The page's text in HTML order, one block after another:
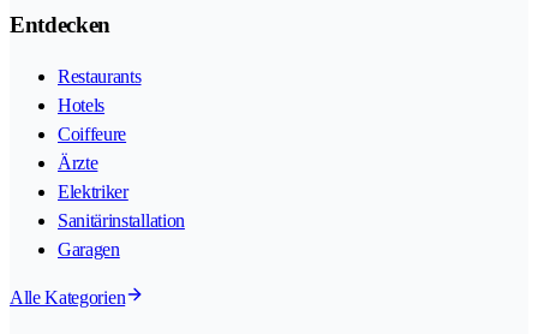
Entdecken
Restaurants
Hotels
Coiffeure
Ärzte
Elektriker
Sanitärinstallation
Garagen
Alle Kategorien